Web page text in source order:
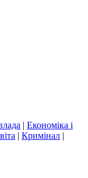
| Економіка і
| Кримінал |